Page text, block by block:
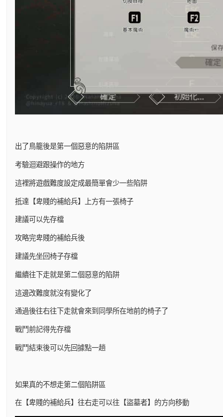
出了鳥籠後是第一個惡意的陷阱區
考驗迴避跟操作的地方
這裡將遊戲難度設定成最簡單會少一些陷阱
抵達【卑賤的補給兵】上方有一張椅子
建議可以先存檔
攻略完卑賤的補給兵後
建議先坐回椅子存檔
繼續往下走就是第二個惡意的陷阱
這邊改難度就沒有變化了
通過後往右往下走就會來到同學所在地前的椅子了
戰鬥前記得先存檔
戰鬥結束後可以先回據點一趟
如果真的不想走第二個陷阱區
在【卑賤的補給兵】往右走可以往【盜墓者】的方向移動